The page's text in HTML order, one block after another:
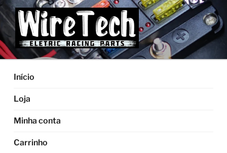
Pular
para
o
conteúdo
Início
Loja
Minha conta
Carrinho